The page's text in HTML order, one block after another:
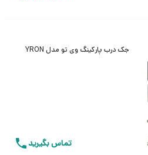
جک درب پارکینگ وی تو مدل YRON
تماس بگیرید